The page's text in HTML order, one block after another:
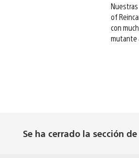
of
con
mutante
Se ha cerrado la sección